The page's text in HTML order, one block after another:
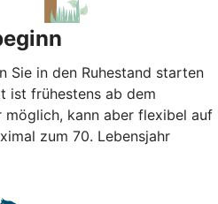
Sie in den Ruhestand starten
ist frühestens ab dem
möglich, kann aber flexibel auf
zum 70. Lebensjahr